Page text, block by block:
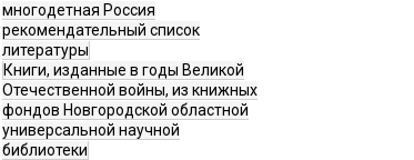
многодетная Россия
рекомендательный список
литературы
Книги, изданные в годы Великой
Отечественной войны, из книжных
фондов Новгородской областной
универсальной научной
библиотеки